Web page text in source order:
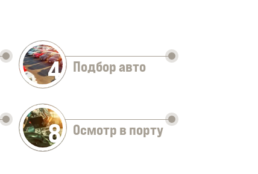
4 Подбор авто
8 Осмотр в порту